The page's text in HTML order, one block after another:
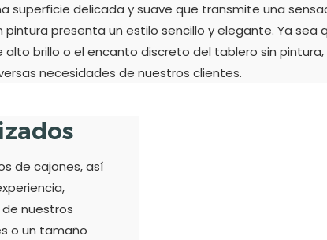
superficie delicada y suave que transmite una
pintura presenta un estilo sencillo y elegante. Ya
alto brillo o el encanto discreto del tablero sin
necesidades de nuestros clientes.
de cajones, así
nuestros
o un tamaño